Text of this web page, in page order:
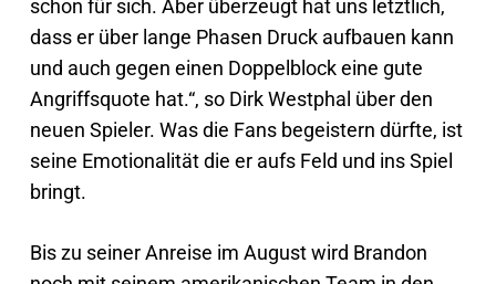
schon für sich. Aber überzeugt hat uns letztlich,
dass er über lange Phasen Druck aufbauen kann
und auch gegen einen Doppelblock eine gute
Angriffsquote hat.“, so Dirk Westphal über den
neuen Spieler. Was die Fans begeistern dürfte, ist
seine Emotionalität die er aufs Feld und ins Spiel
bringt.
Bis zu seiner Anreise im August wird Brandon